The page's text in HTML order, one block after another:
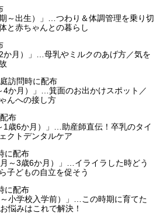
～出生）」…つわり＆体調管理を乗り切
と赤ちゃんとの暮らし
か月）」…母乳やミルクのあげ方／気を
訪問時に配布
4か月）」…箕面のお出かけスポット／
んへの接し方
布
1歳6か月）」…助産師直伝！卒乳のタイ
クトデンタルケア
に配布
月～3歳6か月）」…イライラした時どう
子どもの自立を促そう
に配布
～小学校入学前）」…この時期に育てた
悩みはこれで解決！